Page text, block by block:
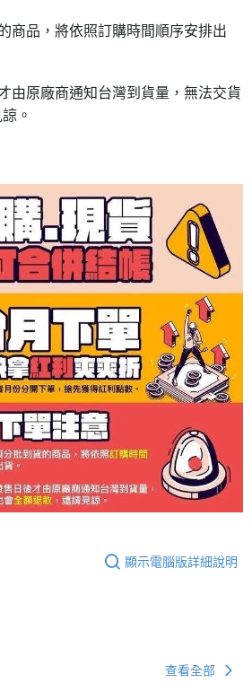
商品，將依照訂購時間順序安排出
由原廠商通知台灣到貨量，無法交貨
。
顯示電腦版詳細說明
查看全部